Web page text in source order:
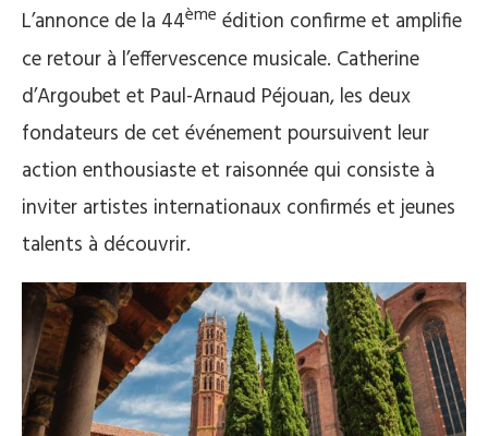
L’annonce de la 44ème édition confirme et amplifie
ce retour à l’effervescence musicale. Catherine
d’Argoubet et Paul-Arnaud Péjouan, les deux
fondateurs de cet événement poursuivent leur
action enthousiaste et raisonnée qui consiste à
inviter artistes internationaux confirmés et jeunes
talents à découvrir.